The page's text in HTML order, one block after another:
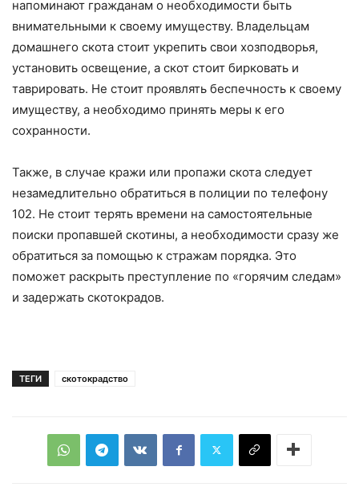
напоминают гражданам о необходимости быть
внимательными к своему имуществу. Владельцам
домашнего скота стоит укрепить свои хозподворья,
установить освещение, а скот стоит бирковать и
таврировать. Не стоит проявлять беспечность к своему
имуществу, а необходимо принять меры к его
сохранности.
Также, в случае кражи или пропажи скота следует
незамедлительно обратиться в полиции по телефону
102. Не стоит терять времени на самостоятельные
поиски пропавшей скотины, а необходимости сразу же
обратиться за помощью к стражам порядка. Это
поможет раскрыть преступление по «горячим следам»
и задержать скотокрадов.
ТЕГИ скотокрадство